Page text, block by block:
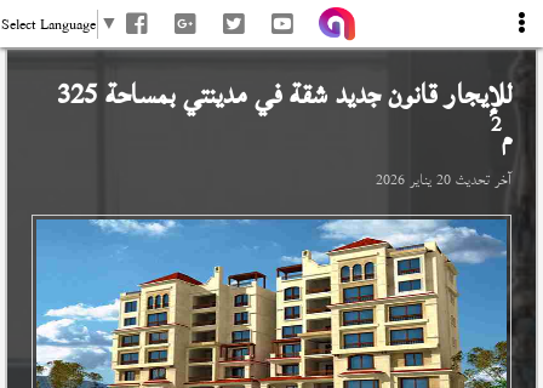
Select Language ▼
للإيجار قانون جديد شقة فيمدينتي بمساحة 325
م2
آخر تحديث20 يناير 2026